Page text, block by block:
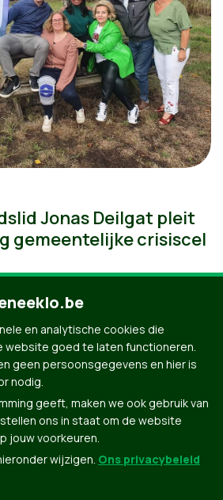
Jonas Deilgat pleit
gemeentelijke crisiscel
en analytische cookies die
website goed te laten functioneren.
geen persoonsgegevens en hier is
nodig.
geeft, maken we ook gebruik van
ons in staat om de website
jouw voorkeuren.
wijzigen. Ons privacybeleid